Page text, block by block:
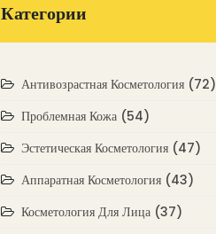
Категории
Антивозрастная Косметология (72)
Проблемная Кожа (54)
Эстетическая Косметология (47)
Аппаратная Косметология (43)
Косметология Для Лица (37)